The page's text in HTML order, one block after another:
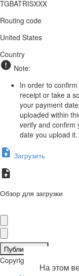
На этом
TGBATRISXXX
Routing code
United States
Country
Note:
In order to
receipt or take a
your payment
uploaded within
verify and confirm
date you upload it.
Загрузить
Обзор для загрузки
Публиковать
Copyright © 2026 . Все